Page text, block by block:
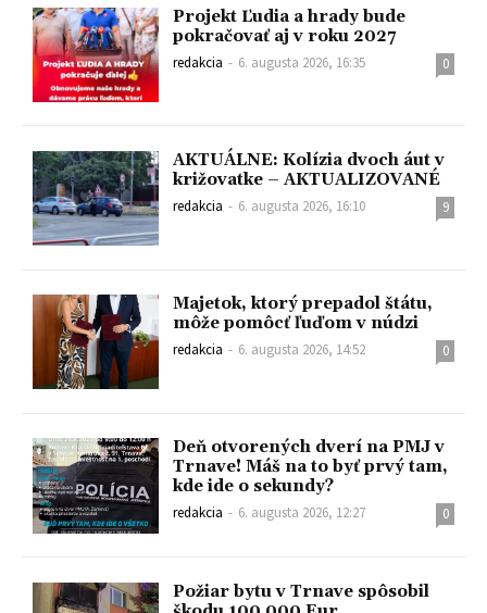
Projekt Ľudia a hrady bude
pokračovať aj v roku 2027
redakcia - 6. augusta 2026, 16:35 0
AKTUÁLNE: Kolízia dvoch áut v
križovatke – AKTUALIZOVANÉ
redakcia - 6. augusta 2026, 16:10 9
Majetok, ktorý prepadol štátu,
môže pomôcť ľuďom v núdzi
redakcia - 6. augusta 2026, 14:52 0
Deň otvorených dverí na PMJ v
Trnave! Máš na to byť prvý tam,
kde ide o sekundy?
redakcia - 6. augusta 2026, 12:27 0
Požiar bytu v Trnave spôsobil